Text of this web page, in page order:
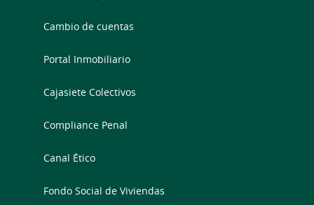
Cambio de cuentas
Portal Inmobiliario
Cajasiete Colectivos
Compliance Penal
Canal Ético
Fondo Social de Viviendas